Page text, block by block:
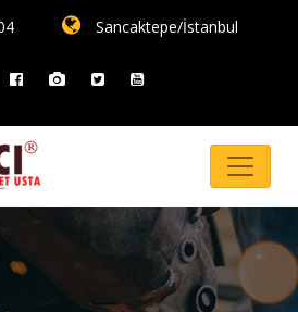
Sancaktepe/İstanbul